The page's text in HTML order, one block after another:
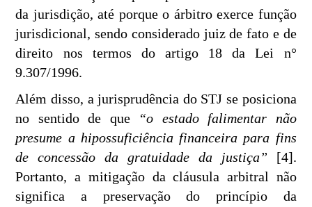
da jurisdição, até porque o árbitro exerce função
jurisdicional, sendo considerado juiz de fato e de
direito nos termos do artigo 18 da Lei n°
9.307/1996.
Além disso, a jurisprudência do STJ se posiciona
no sentido de que
“o estado falimentar não
presume a hipossuficiência financeira para fins
de concessão da gratuidade da justiça” [4].
Portanto, a mitigação da cláusula arbitral não
significa a preservação do princípio da